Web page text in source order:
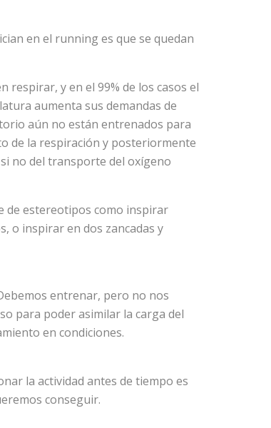
en el running es que se quedan
respirar, y en el 99% de los casos el
aumenta sus demandas de
aún no están entrenados para
de la respiración y posteriormente
no del transporte del oxígeno
de estereotipos como inspirar
o inspirar en dos zancadas y
entrenar, pero no nos
para poder asimilar la carga del
en condiciones.
la actividad antes de tiempo es
conseguir.